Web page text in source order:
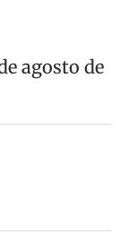
agosto de